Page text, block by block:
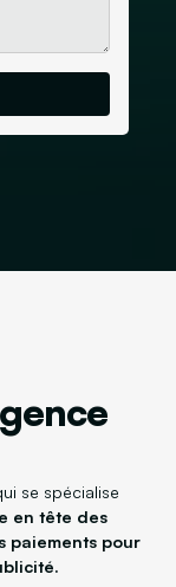
se spécialise
en tête des
paiements pour